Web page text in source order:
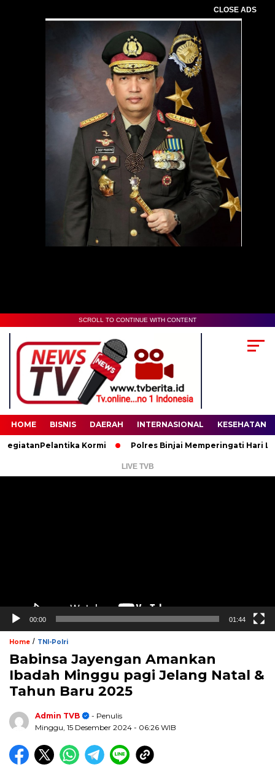
CLOSE ADS
00:00
SCROLL TO CONTINUE WITH CONTENT
HOME BISNIS DAERAH INTERNASIONAL KESEHATAN
Kormi Polres Binjai Memperingati Hari Lahir
LIVE TVB
00:00 01:44
Home / TNI-Polri
Babinsa Jayengan Amankan
Ibadah Minggu pagi Jelang Natal &
Tahun Baru 2025
Admin TVB
- Penulis
Minggu, 15 Desember 2024 - 06:26 WIB